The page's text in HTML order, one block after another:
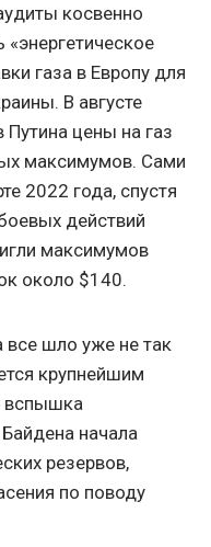
косвенно
«энергетическое
газа в Европу для
В августе
цены на газ
максимумов. Сами
2022 года, спустя
действий
максимумов
около $140.
все шло уже не так
крупнейшим
вспышка
начала
резервов,
по поводу